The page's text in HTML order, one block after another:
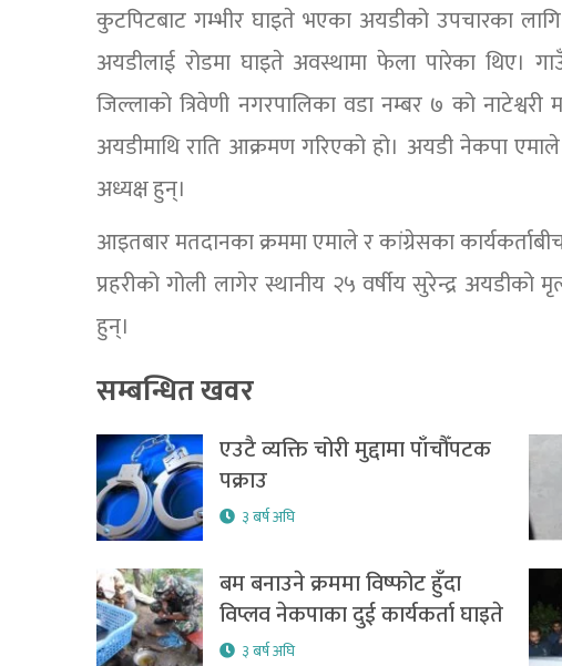
कुटपिटबाट गम्भीर घाइते भएका अयडीको उपचारका
अयडीलाई रोडमा घाइते अवस्थामा फेला पारेका थिए।
जिल्लाको त्रिवेणी नगरपालिका वडा नम्बर ७ को
अयडीमाथि राति आक्रमण गरिएको हो। अयडी नेकपा एमाले
अध्यक्ष हुन्।
आइतबार मतदानका क्रममा एमाले र कांग्रेसका
प्रहरीको गोली लागेर स्थानीय २५ वर्षीय सुरेन्द्र अयडीको
हुन्।
सम्बन्धित खवर
एउटै व्यक्ति चोरी मुद्दामा पाँचौँपटक
पक्राउ
३ बर्ष अघि
बम बनाउने क्रममा विष्फोट हुँदा
विप्लव नेकपाका दुई कार्यकर्ता घाइते
३ बर्ष अघि